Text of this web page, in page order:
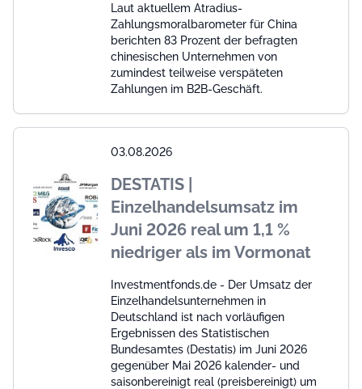
Laut aktuellem Atradius-
Zahlungsmoralbarometer für China
berichten 83 Prozent der befragten
chinesischen Unternehmen von
zumindest teilweise verspäteten
Zahlungen im B2B-Geschäft.
03.08.2026
DESTATIS |
Einzelhandelsumsatz im
Juni 2026 real um 1,1 %
niedriger als im Vormonat
Investmentfonds.de - Der Umsatz der
Einzelhandelsunternehmen in
Deutschland ist nach vorläufigen
Ergebnissen des Statistischen
Bundesamtes (Destatis) im Juni 2026
gegenüber Mai 2026 kalender- und
saisonbereinigt real (preisbereinigt) um